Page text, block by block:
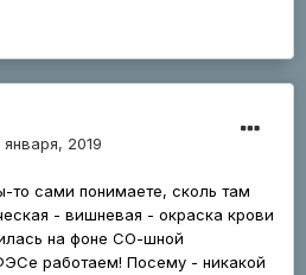
января, 2019
то сами понимаете, сколь там
- вишневая - окраска крови
на фоне СО-шной
работаем! Посему - никакой